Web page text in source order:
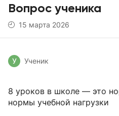
Вопрос ученика
15 марта 2026
У Ученик
8 уроков в школе — это
нормы учебной нагрузки